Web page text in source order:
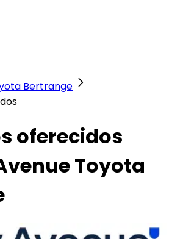
Bertrange
oferecidos
Toyota